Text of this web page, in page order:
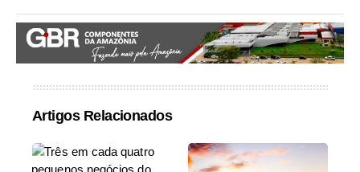
Artigos Relacionados